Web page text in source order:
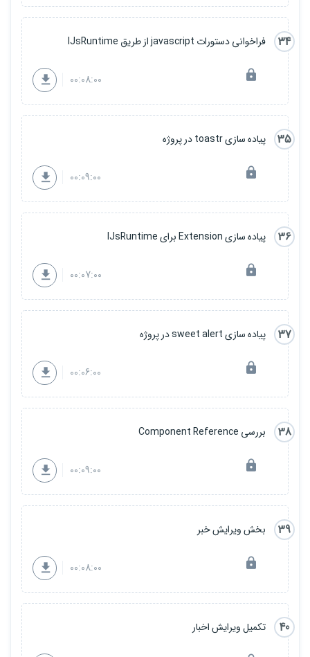
34 فراخوانی دستورات javascript از طریق IJsRuntime
00:08:00
35 پیاده سازی toastr در پروژه
00:09:00
36 پیاده سازی Extension برای IJsRuntime
00:07:00
37 پیاده سازی sweet alert در پروژه
00:06:00
38 بررسی Component Reference
00:09:00
39 بخش ویرایش خبر
00:08:00
40 تکمیل ویرایش اخبار